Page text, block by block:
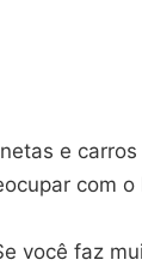
e
com
você faz